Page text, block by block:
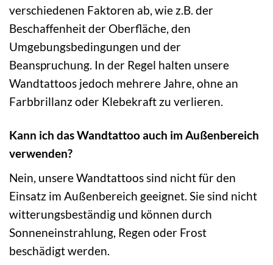
verschiedenen Faktoren ab, wie z.B. der
Beschaffenheit der Oberfläche, den
Umgebungsbedingungen und der
Beanspruchung. In der Regel halten unsere
Wandtattoos jedoch mehrere Jahre, ohne an
Farbbrillanz oder Klebekraft zu verlieren.
Kann ich das Wandtattoo auch im Außenbereich
verwenden?
Nein, unsere Wandtattoos sind nicht für den
Einsatz im Außenbereich geeignet. Sie sind nicht
witterungsbeständig und können durch
Sonneneinstrahlung, Regen oder Frost
beschädigt werden.